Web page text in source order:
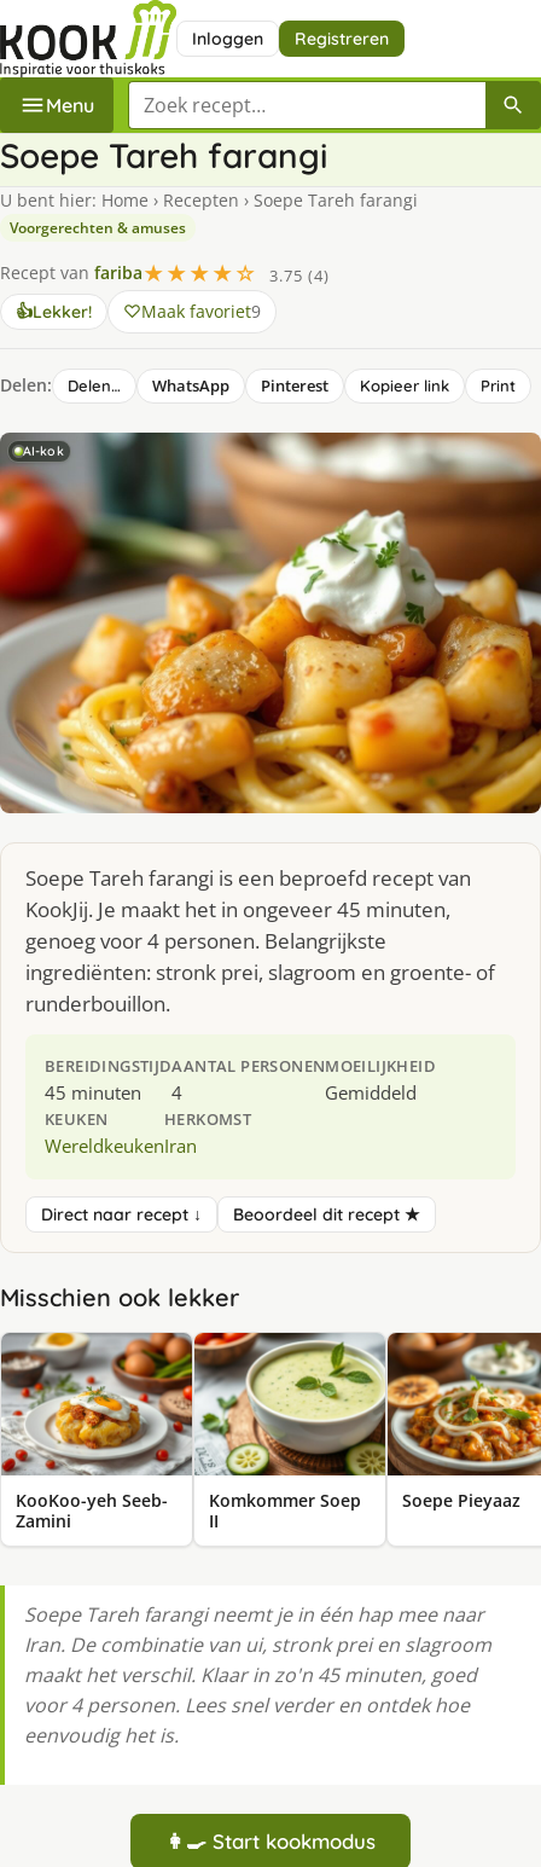
Inloggen Registreren
Menu Zoek een recept
Soepe Tareh farangi
U bent hier: Home › Recepten › Soepe Tareh farangi
Voorgerechten & amuses
Recept van fariba★★★★☆
3.75 (4)
👍Lekker! Maak favoriet9
Delen: Delen… WhatsApp Pinterest Kopieer link Print
AI-kok
Soepe Tareh farangi is een beproefd recept van
KookJij. Je maakt het in ongeveer 45 minuten,
genoeg voor 4 personen. Belangrijkste
ingrediënten: stronk prei, slagroom en groente- of
runderbouillon.
BEREIDINGSTIJD
45 minuten
AANTAL PERSONEN
4
MOEILIJKHEID
Gemiddeld
KEUKEN
Wereldkeuken
HERKOMST
Iran
Direct naar recept ↓ Beoordeel dit recept ★
Misschien ook lekker
KooKoo-yeh Seeb-
Zamini
Komkommer Soep
II
Soepe Pieyaaz
Soepe Tareh farangi neemt je in één hap mee naar
Iran. De combinatie van ui, stronk prei en slagroom
maakt het verschil. Klaar in zo'n 45 minuten, goed
voor 4 personen. Lees snel verder en ontdek hoe
eenvoudig het is.
👩‍🍳 Start kookmodus